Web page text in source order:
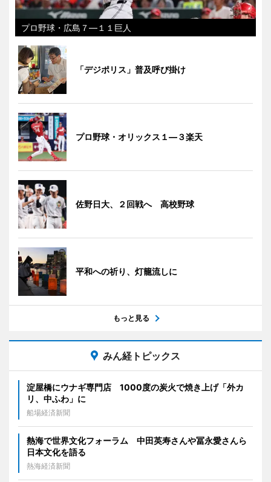
プロ野球・広島７―１１巨人
「デジポリス」普及呼び掛け
プロ野球・オリックス１―３楽天
佐野日大、２回戦へ 高校野球
平和への祈り、灯籠流しに
もっと見る
みん経トピックス
淀屋橋にウナギ専門店 1000度の炭火で焼き上げ「外カ
リ、中ふわ」に
船場経済新聞
熱海で世界文化フォーラム 中田英寿さんや冨永愛さんら
日本文化を語る
熱海経済新聞